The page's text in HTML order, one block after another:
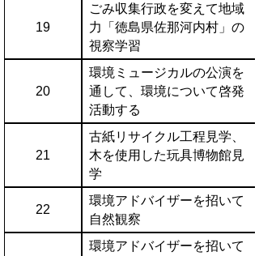
19
ごみ収集行政を変えて地域
力「徳島県佐那河内村」の
視察学習
20
環境ミュージカルの公演を
通して、環境について啓発
活動する
21
古紙リサイクル工程見学、
木を使用した玩具博物館見
学
22
環境アドバイザーを招いて
自然観察
環境アドバイザーを招いて